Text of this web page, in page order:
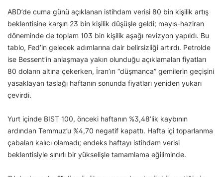
ABD’de cuma günü açıklanan istihdam verisi 80 bin kişilik artış
beklentisine karşın 23 bin kişilik düşüşle geldi; mayıs-haziran
döneminde de toplam 103 bin kişilik aşağı revizyon yapıldı. Bu
tablo, Fed’in gelecek adımlarına dair belirsizliği artırdı. Petrolde
ise Bessent’in anlaşmaya yakın olunduğu açıklamaları fiyatları
80 doların altına çekerken, İran’ın “düşmanca” gemilerin geçişini
yasaklayan taslağı haftanın sonunda fiyatları yeniden yukarı
çevirdi.
Yurt içinde BIST 100, önceki haftanın %3,48’lik kaybının
ardından Temmuz’u %4,70 negatif kapattı. Hafta içi toparlanma
çabaları kalıcı olamadı; endeks haftayı istihdam verisi
beklentisiyle sınırlı bir yükselişle tamamlama eğiliminde.